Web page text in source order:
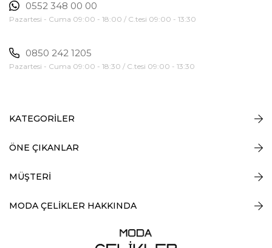
0552 348 00 00
Pazartesi - Cuma 09:00 - 18:00 / C.tesi 09:00 - 13:30
0850 242 1205
Pazartesi - Cuma 09:00 - 18:30 / C.tesi 09:00 - 13:30
KATEGORİLER
ÖNE ÇIKANLAR
MÜŞTERİ
MODA ÇELİKLER HAKKINDA